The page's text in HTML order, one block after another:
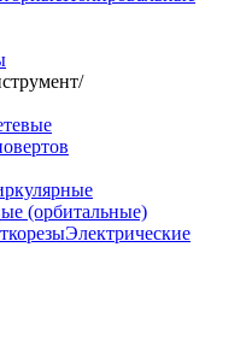
/
(орбитальные)
Электрические